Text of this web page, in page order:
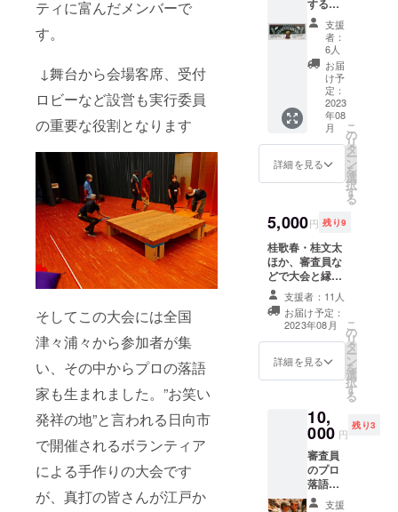
ティに富んだメンバーで
す。
↓舞台から会場客席、受付
ロビーなど設営も実行委員
の重要な役割となります
そしてこの大会には全国
津々浦々から参加者が集
い、その中からプロの落語
家も生まれました。”お笑い
発祥の地”と言われる日向市
で開催されるボランティア
による手作りの大会です
が、真打の皆さんが江戸か
する新
作手拭
い1本
を、お
礼の
メッ
セージ
カード
を添え
てお送
りしま
す。 ※
支援者
様のお
住所の
ご記入
が必須
となり
ます。
昨年の
手拭い
です。
色、デ
ザイン
のでご
了承く
ださ
い。 ・
数量
20個 ・
商品サ
支援
者：
6人
お届
け予
定：
2023
年08
月
詳細を見る
こ
の
リ
タ
ー
ン
を
選
択
す
る
5,000円 残り9
桂歌春・桂文太
ほか、審査員な
どで大会と縁の
あるプロ落語家
のサイン入り扇
子1本を、実行委
員会よりお礼の
メッセージカー
ドを添えてお送
が必須となりま
個 ・商品サイ
ズ 長さ21㎝～
23㎝ ・素材
紙、竹 ・デザイ
ン 絵入り ・カ
支援者：11人
お届け予定：
2023年08月
詳細を見る
こ
の
リ
タ
ー
ン
を
選
択
す
る
10,
000 円
残り3
審査員
のプロ
落語家
(桂歌春
支援